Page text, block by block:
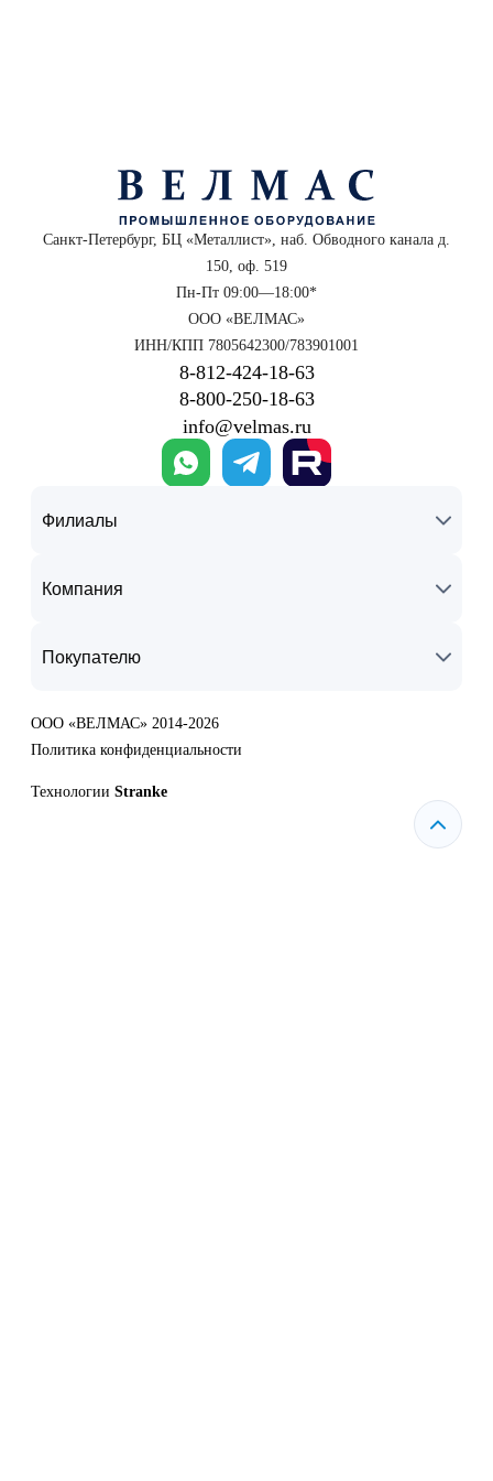
Санкт-Петербург, БЦ «Металлист», наб. Обводного канала д.
150, оф. 519
Пн-Пт 09:00—18:00*
ООО «ВЕЛМАС»
ИНН/КПП 7805642300/783901001
8‑812‑424‑18‑63
8‑800‑250‑18‑63
info@velmas.ru
Филиалы
Компания
Покупателю
ООО «ВЕЛМАС» 2014-2026
Политика конфиденциальности
Технологии Stranke